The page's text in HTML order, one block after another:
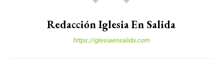
Redacción Iglesia En Salida
https://iglesiaensalida.com